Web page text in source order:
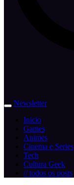
Newsletter
Inicio
Games
Animes
Cinema e Series
Tech
Cultura Geek
// todos os posts